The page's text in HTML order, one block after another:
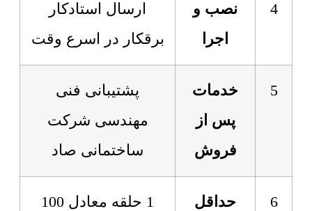
4
نصب و
اجرا
ارسال استادکار
برقکار در اسرع وقت
5
خدمات
پس از
فروش
پشتیبانی فنی
مهندسی شرکت
ساختمانی صاد
6
حداقل
1 حلقه معادل 100